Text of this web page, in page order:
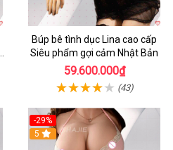
Búp bê tình dục Lina cao cấp
Siêu phẩm gợi cảm Nhật Bản
59.600.000₫
(43)
-29%
5